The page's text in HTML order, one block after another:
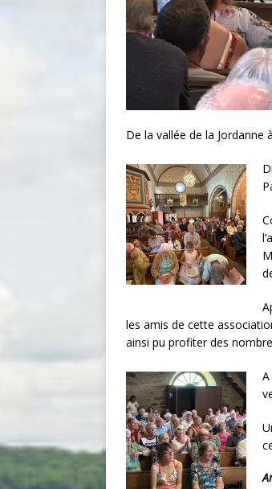
De la vallée de la Jordanne
les amis de cette
ainsi pu profiter des